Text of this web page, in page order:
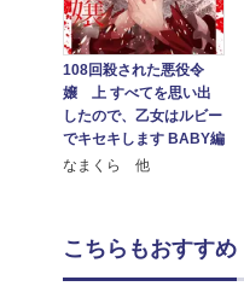
108回殺された悪役令
嬢 上 すべてを思い出
したので、乙女はルビー
でキセキします BABY編
なまくら 他
こちらもおすすめ